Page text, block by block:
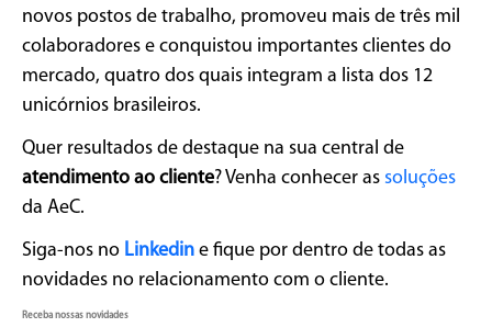
novos postos de trabalho, promoveu mais de três mil
colaboradores e conquistou importantes clientes do
mercado, quatro dos quais integram a lista dos 12
unicórnios brasileiros.
Quer resultados de destaque na sua central de
atendimento ao cliente? Venha conhecer assoluções
da AeC.
Siga-nos no Linkedin e fique por dentro de todas as
novidades no relacionamento com o cliente.
Receba nossas novidades